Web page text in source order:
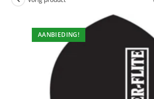
AANBIEDING!